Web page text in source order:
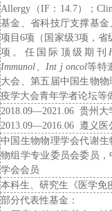
Allergy （IF： 14.7）；
基金、省科技厅支撑基金
项目6项（国家级3项，省
项 。任国际顶级期刊
Immunol 、Int j oncol等特
大会、第五届中国生物
疫学大会青年学者论坛等
2018.09—2021.06 贵州大
2013.09—2016.06 遵义医
中国生物物理学会代谢
物组学专业委员会委员
学会会员
本科生、研究生《医学免
部分代表性基金：